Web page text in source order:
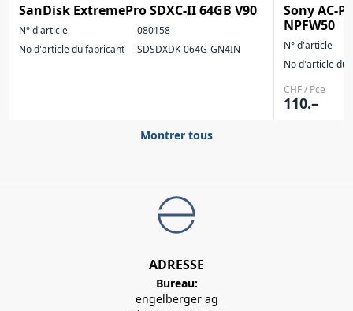
SanDisk ExtremePro SDXC-II 64GB V90
N° d'article
080158
No d'article du fabricant
SDSDXDK-064G-GN4IN
Sony AC-
NPFW50
N° d'article
No d'article du
CHF / Pce
110.–
Montrer tous
ADRESSE
Bureau:
engelberger ag